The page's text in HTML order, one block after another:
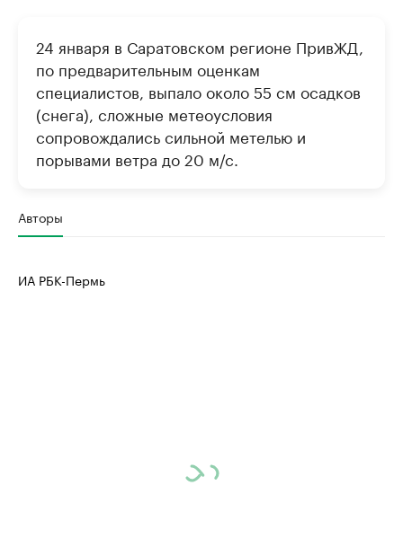
24 января в Саратовском регионе ПривЖД,
по предварительным оценкам
специалистов, выпало около 55 см осадков
(снега), сложные метеоусловия
сопровождались сильной метелью и
порывами ветра до 20 м/с.
Авторы
ИА РБК-Пермь